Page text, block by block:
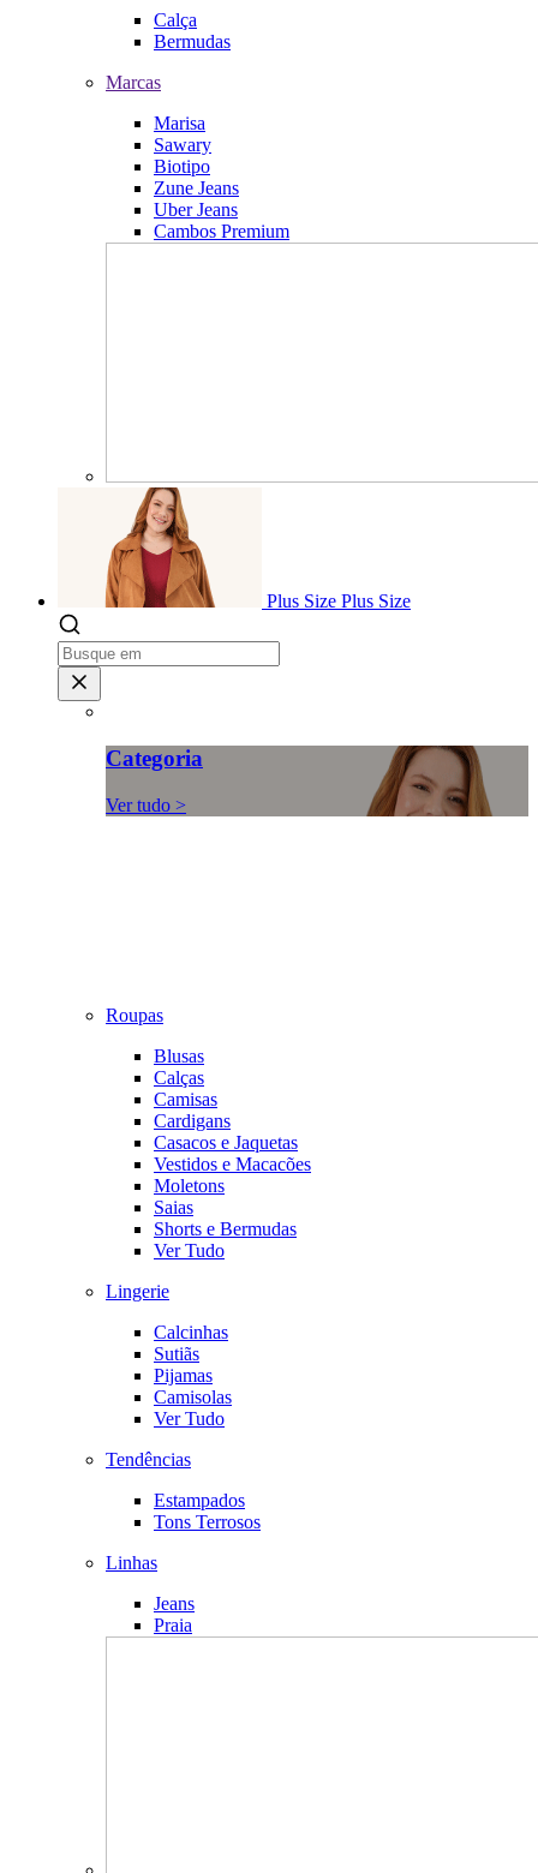
Calça
Bermudas
Marcas
Marisa
Sawary
Biotipo
Zune Jeans
Uber Jeans
Cambos Premium
Plus Size Plus Size
Categoria
Ver tudo >
Roupas
Blusas
Calças
Camisas
Cardigans
Casacos e Jaquetas
Vestidos e Macacões
Moletons
Saias
Shorts e Bermudas
Ver Tudo
Lingerie
Calcinhas
Sutiãs
Pijamas
Camisolas
Ver Tudo
Tendências
Estampados
Tons Terrosos
Linhas
Jeans
Praia